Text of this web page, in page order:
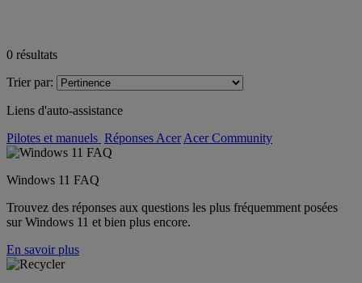
0 résultats
Trier par:
Liens d'auto-assistance
Pilotes et manuels Réponses Acer Acer Community
Windows 11 FAQ
Trouvez des réponses aux questions les plus fréquemment posées
sur Windows 11 et bien plus encore.
En savoir plus